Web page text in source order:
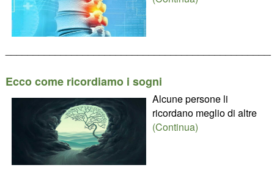
Ecco come ricordiamo i sogni
Alcune persone li
ricordano meglio di altre
(Continua)